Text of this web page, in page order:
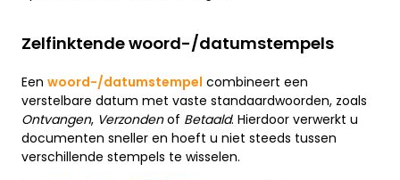
Zelfinktende woord-/datumstempels
Een woord-/datumstempel combineert een
verstelbare datum met vaste standaardwoorden, zoals
Ontvangen, Verzondenof Betaald. Hierdoor verwerkt u
documenten sneller en hoeft u niet steeds tussen
verschillende stempels te wisselen.